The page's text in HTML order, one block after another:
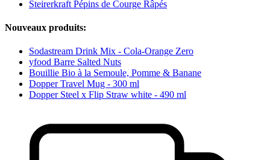
Steirerkraft Pépins de Courge Râpés
Nouveaux produits:
Sodastream Drink Mix - Cola-Orange Zero
yfood Barre Salted Nuts
Bouillie Bio à la Semoule, Pomme & Banane
Dopper Travel Mug - 300 ml
Dopper Steel x Flip Straw white - 490 ml